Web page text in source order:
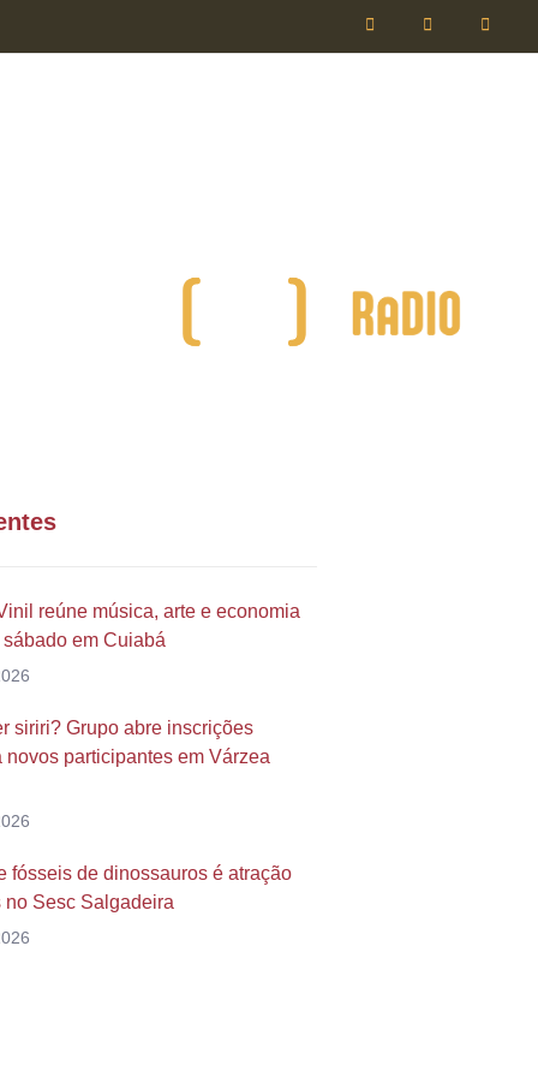
reúne música, arte e economia
em Cuiabá
siriri? Grupo abre inscrições
novos participantes em Várzea
fósseis de dinossauros é atração
no Sesc Salgadeira